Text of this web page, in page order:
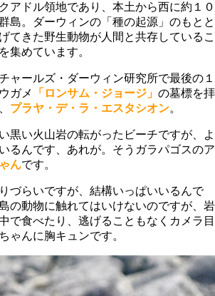
アドル領地であり、本土から西に約１０
島。ダーウィンの「種の起源」のもとと
てきた野生動物が人間と共存しているこ
集めています。
ャールズ・ダーウィン研究所で最後の１
ガメ
「ロンサム・ジョージ」 の墓標を拝
プラヤ・デ・ラ・エスタシオン。
黒い火山岩の転がったビーチですが、よ
るんです、あれが。そうガラパゴスのア
んです。
づらいですが、結構いっぱいいるんで
の動物に触れてはいけないのですが、岩
で食べたり、逃げることもなくカメラ目
ゃんに胸キュンです。